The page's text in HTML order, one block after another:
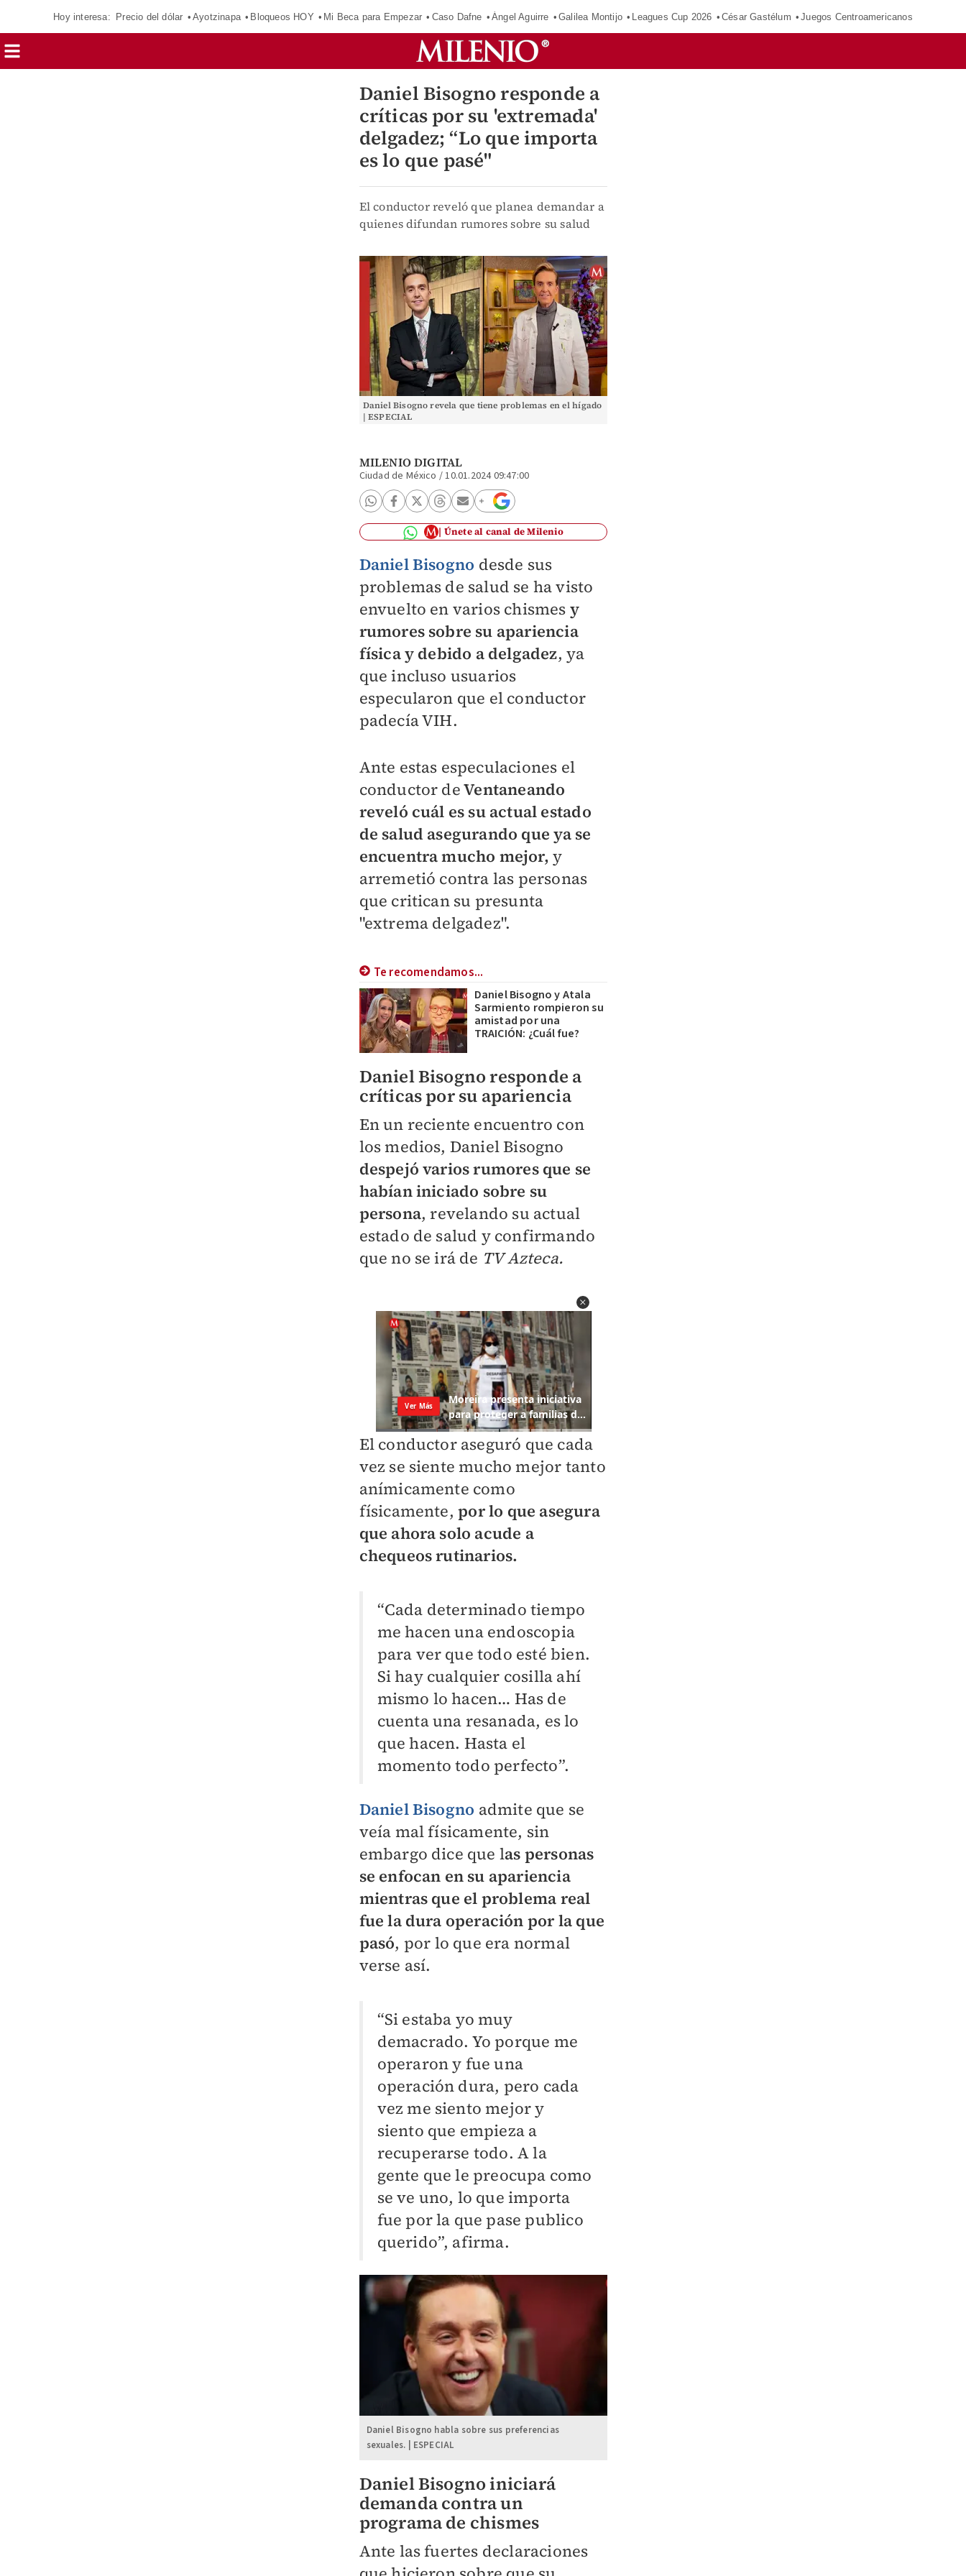
Hoy interesa: Precio del dólar Ayotzinapa Bloqueos HOY Mi Beca para Empezar Caso Dafne Ángel Aguirre Galilea Montijo Leagues Cup 2026 César Gastélum Juegos Centroamericanos
Daniel Bisogno responde a
críticas por su 'extremada'
delgadez; “Lo que importa
es lo que pasé"
El conductor reveló que planea demandar a
quienes difundan rumores sobre su salud
Daniel Bisogno revela que tiene problemas en el hígado
| ESPECIAL
MILENIO DIGITAL
Ciudad de México /10.01.2024 09:47:00
Únete al canal de Milenio
Daniel Bisogno desde sus
problemas de salud se ha visto
envuelto en varios chismes y
rumores sobre su apariencia
física y debido a delgadez, ya
que incluso usuarios
especularon que el conductor
padecía VIH.
Ante estas especulaciones el
conductor deVentaneando
reveló cuál es su actual estado
de salud asegurando que ya se
encuentra mucho mejor, y
arremetió contra las personas
que critican su presunta
"extrema delgadez".
Te recomendamos...
Daniel Bisogno y Atala
Sarmiento rompieron su
amistad por una
TRAICIÓN: ¿Cuál fue?
Daniel Bisogno responde a
críticas por su apariencia
En un reciente encuentro con
los medios, Daniel Bisogno
despejó varios rumores que se
habían iniciado sobre su
persona, revelando su actual
estado de salud y confirmando
que no se irá de TV Azteca.
El conductor aseguró que cada
vez se siente mucho mejor tanto
anímicamente como
físicamente,por lo que asegura
que ahora solo acude a
chequeos rutinarios.
“Cada determinado tiempo
me hacen una endoscopia
para ver que todo esté bien.
Si hay cualquier cosilla ahí
mismo lo hacen… Has de
cuenta una resanada, es lo
que hacen. Hasta el
momento todo perfecto”.
Daniel Bisogno admite que se
veía mal físicamente, sin
embargo dice que las personas
se enfocan en su apariencia
mientras que el problema real
fue la dura operación por la que
pasó, por lo que era normal
verse así.
“Si estaba yo muy
demacrado. Yo porque me
operaron y fue una
operación dura, pero cada
vez me siento mejor y
siento que empieza a
recuperarse todo. A la
gente que le preocupa como
se ve uno, lo que importa
fue por la que pase publico
querido”, afirma.
Daniel Bisogno habla sobre sus preferencias
sexuales. | ESPECIAL
Daniel Bisogno iniciará
demanda contra un
programa de chismes
Ante las fuertes declaraciones